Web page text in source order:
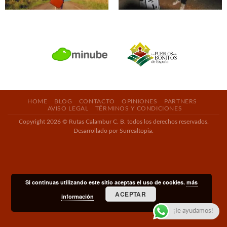
HOME BLOG CONTACTO OPINIONES
PARTNERS
AVISO LEGAL
TÉRMINOS Y CONDICIONES
Copyright 2026 © Rutas Calambur C. B. todos los derechos reservados.
Desarrollado por Surrealtopia.
¡Te ayudamos!
Si continuas utilizando este sitio aceptas el uso de cookies.más
información
ACEPTAR